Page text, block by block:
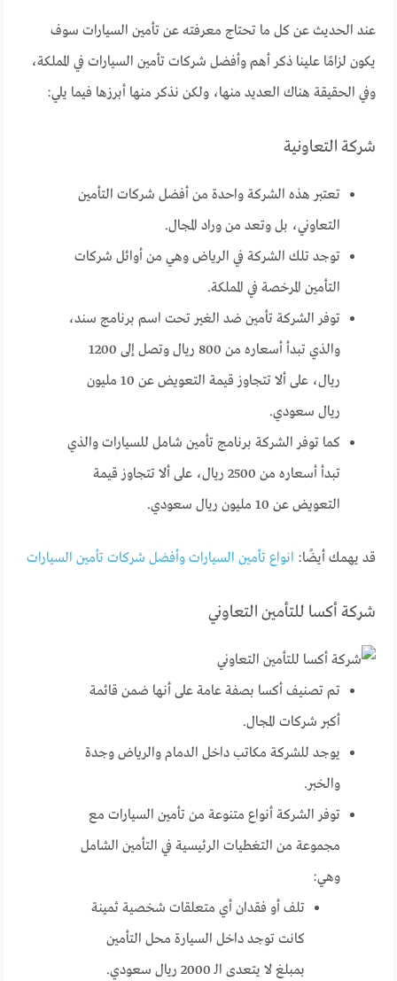
عند الحديث عن كل ما تحتاج معرفته عن تأمين السيارات سوف
يكون لزامًا علينا ذكر أهم وأفضل شركات تأمين السيارات في المملكة،
وفي الحقيقة هناك العديد منها، ولكن نذكر منها أبرزها فيما يلي:
شركة التعاونية
تعتبر هذه الشركة واحدة من أفضل شركات التأمين
التعاوني، بل وتعد من وراد المجال.
توجد تلك الشركة في الرياض وهي من أوائل شركات
التأمين المرخصة في المملكة.
توفر الشركة تأمين ضد الغير تحت اسم برنامج سند،
والذي تبدأ أسعاره من 800 ريال وتصل إلى 1200
ريال، على ألا تتجاوز قيمة التعويض عن 10 مليون
ريال سعودي.
كما توفر الشركة برنامج تأمين شامل للسيارات والذي
تبدأ أسعاره من 2500 ريال، على ألا تتجاوز قيمة
التعويض عن 10 مليون ريال سعودي.
قد يهمك أيضًا: انواع تأمين السيارات وأفضل شركات تأمين السيارات
شركة أكسا للتأمين التعاوني
تم تصنيف أكسا بصفة عامة على أنها ضمن قائمة
أكبر شركات المجال.
يوجد للشركة مكاتب داخل الدمام والرياض وجدة
والخبر.
توفر الشركة أنواع متنوعة من تأمين السيارات مع
مجموعة من التغطيات الرئيسية في التأمين الشامل
وهي:
تلف أو فقدان أي متعلقات شخصية ثمينة
كانت توجد داخل السيارة محل التأمين
بمبلغ لا يتعدى الـ 2000 ريال سعودي.